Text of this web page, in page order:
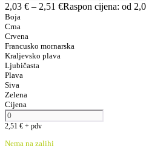
2,03 € – 2,51 €Raspon cijena: od
Boja
Crna
Crvena
Francusko mornarska
Kraljevsko plava
Ljubičasta
Plava
Siva
Zelena
Cijena
2,51 € + pdv
Nema na zalihi